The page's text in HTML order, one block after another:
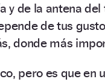
y de la antena
de tus
donde más
pero es que en